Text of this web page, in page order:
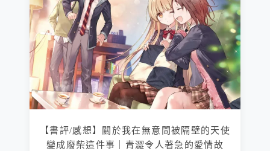
【書評/感想】關於我在無意間被隔壁的天使
變成廢柴這件事｜青澀令人著急的愛情故